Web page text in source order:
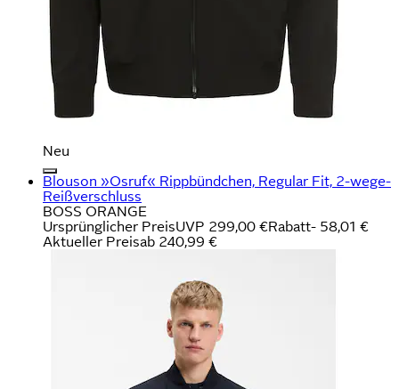
Neu
Blouson »Osruf« Rippbündchen, Regular Fit, 2-wege-
Reißverschluss
BOSS ORANGE
Ursprünglicher PreisUVP 299,00 €Rabatt- 58,01 €
Aktueller Preisab 240,99 €